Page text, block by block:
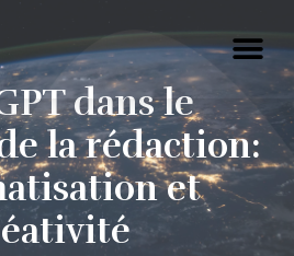
dans le
la rédaction:
et